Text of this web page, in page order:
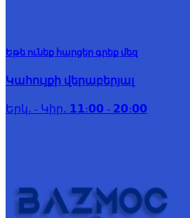
Եթե ունեք հարցեր գրեք մեզ
Կահույքի վերաբերյալ
Երկ․ - Կիր․ 𝟭𝟭։𝟬𝟬 - 𝟮𝟬։𝟬𝟬